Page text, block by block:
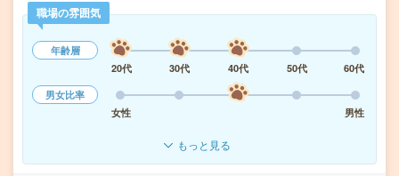
職場の雰囲気
年齢層
20代
30代 40代 50代
60代
男女比率
女性
男性
もっと見る